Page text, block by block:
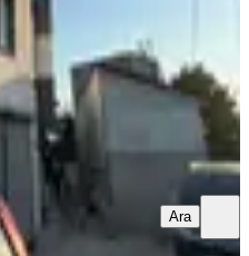
Yarpuz
Ara